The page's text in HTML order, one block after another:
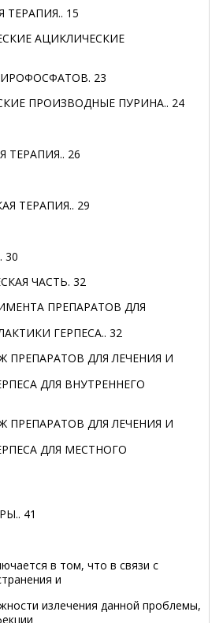
ТЕРАПИЯ.. 15
АЦИКЛИЧЕСКИЕ
. 23
ПРОИЗВОДНЫЕ ПУРИНА.. 24
ТЕРАПИЯ.. 26
ТЕРАПИЯ.. 29
30
ЧАСТЬ. 32
ПРЕПАРАТОВ ДЛЯ
ГЕРПЕСА.. 32
ПРЕПАРАТОВ ДЛЯ ЛЕЧЕНИЯ И
ДЛЯ ВНУТРЕННЕГО
ПРЕПАРАТОВ ДЛЯ ЛЕЧЕНИЯ И
ДЛЯ МЕСТНОГО
.. 41
в том, что в связи с
и
излечения данной проблемы,